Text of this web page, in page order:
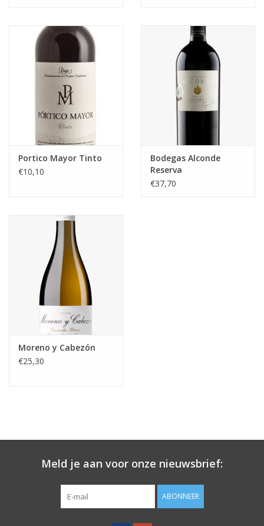
Portico Mayor Tinto
€10,10
Bodegas Alconde
Reserva
€37,70
Moreno y Cabezón
€25,30
Meld je aan voor onze nieuwsbrief:
ABONNEER